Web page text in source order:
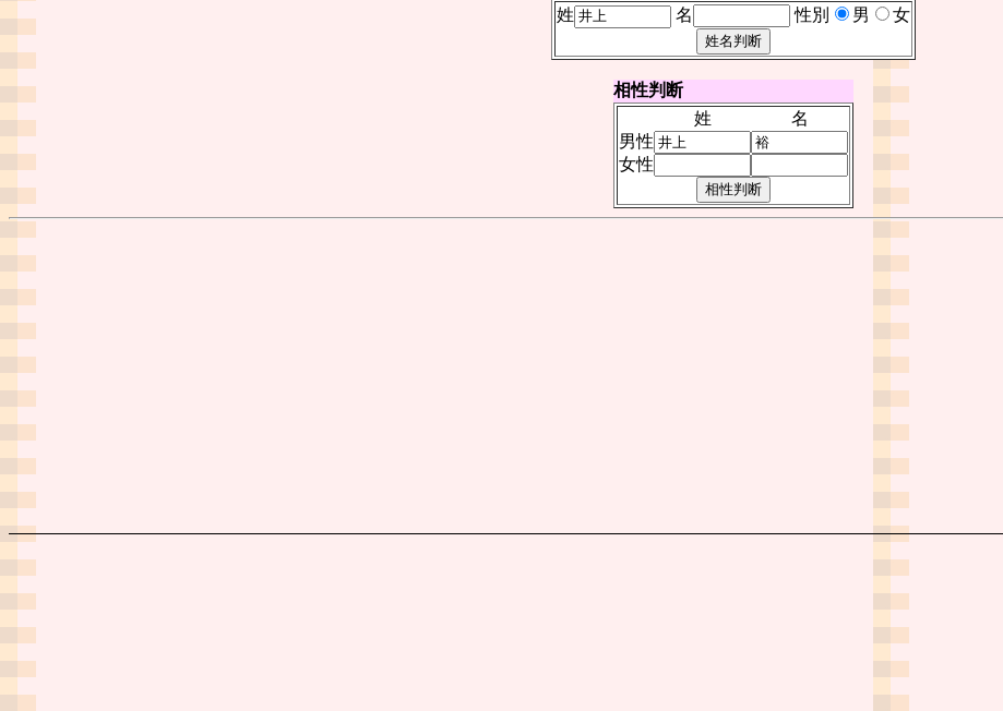
姓
名 性別 男 女
相性判断
姓
名
男性
女性